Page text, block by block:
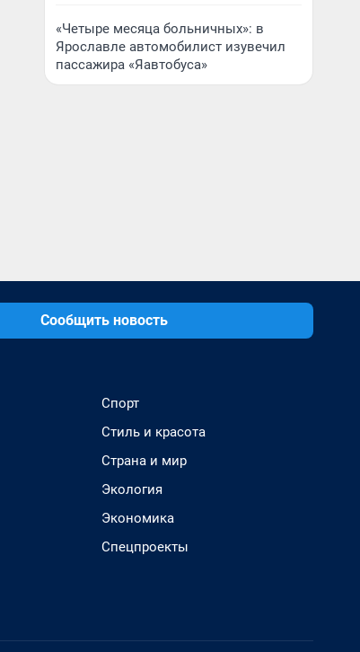
«Четыре месяца больничных»: в
Ярославле автомобилист изувечил
пассажира «Яавтобуса»
Сообщить новость
Спорт
Стиль и красота
Страна и мир
Экология
Экономика
Спецпроекты